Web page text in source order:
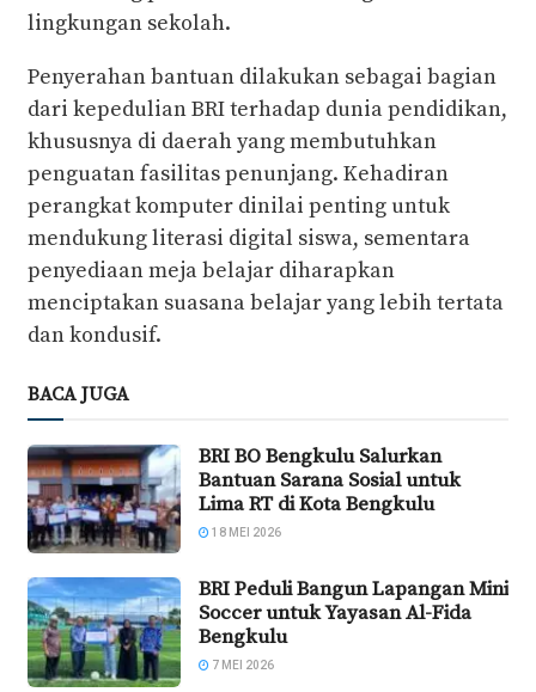
lingkungan sekolah.
Penyerahan bantuan dilakukan sebagai bagian
dari kepedulian BRI terhadap dunia pendidikan,
khususnya di daerah yang membutuhkan
penguatan fasilitas penunjang. Kehadiran
perangkat komputer dinilai penting untuk
mendukung literasi digital siswa, sementara
penyediaan meja belajar diharapkan
menciptakan suasana belajar yang lebih tertata
dan kondusif.
BACA JUGA
BRI BO Bengkulu Salurkan
Bantuan Sarana Sosial untuk
Lima RT di Kota Bengkulu
18 MEI 2026
BRI Peduli Bangun Lapangan Mini
Soccer untuk Yayasan Al-Fida
Bengkulu
7 MEI 2026